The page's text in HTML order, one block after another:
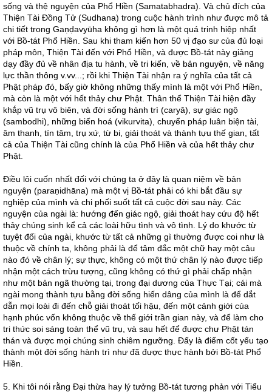
sống và thệ nguyện của Phổ Hiền (Samatabhadra). Và chủ đích của
Thiện Tài Đồng Tử (Sudhana) trong cuộc hành trình như được mô tả
chi tiết trong Gaṇḍavyūha không gì hơn là một quá trinh hiệp nhất
với Bồ-tát Phổ Hiền. Sau khi tham kiến hơn 50 vị đạo sư của đủ loại
pháp môn, Thiện Tài đến với Phổ Hiền, và được Bồ-tát này giảng
dạy đầy đủ về nhân địa tu hành, về tri kiến, về bản nguyện, về năng
lực thần thông v.vv...; rồi khi Thiện Tài nhận ra ý nghĩa của tất cả
Phật pháp đó, bấy giờ không những thấy mình là một với Phổ Hiền,
mà còn là một với hết thảy chư Phật. Thân thể Thiện Tài hiện đầy
khắp vũ trụ vô biên, và đời sống hành trì (caryā), sự giác ngộ
(sambodhi), những biến hoá (vikurvita), chuyển pháp luân biện tài,
âm thanh, tín tâm, trụ xứ, từ bi, giải thoát và thành tựu thế gian, tất
cả của Thiện Tài cũng chính là của Phổ Hiền và của hết thảy chư
Phật.
Điều lôi cuốn nhất đối với chúng ta ở đây là quan niệm về bản
nguyện (paraṇidhāna) mà một vị Bồ-tát phải có khi bắt đầu sự
nghiệp của mình và chi phối suốt tất cả cuộc đời sau này. Các
nguyện của ngài là: hướng đến giác ngộ, giải thoát hay cứu độ hết
thảy chúng sinh kể cả các loài hữu tình và vô tình. Lý do khước từ
tuyệt đối của ngài, khước từ tất cả những gì thường được coi như là
thuộc về chính ta, không phải là để tâm đắc một chữ hay một câu
nào đó về chân lý; sự thực, không có một thứ chân lý nào được tiếp
nhận một cách trừu tượng, cũng không có thứ gì phải chấp nhận
như một bản ngã thường tại, trong đại dương của Thực Tại; cái mà
ngài mong thành tựu bằng đời sống hiến dâng của mình là để dắt
dẫn mọi loài đi đến chỗ giải thoát tối hậu, đến một cảnh giới của
hạnh phúc vốn không thuộc về thế giới trần gian này, và để làm cho
tri thức soi sáng toàn thể vũ trụ, và sau hết để được chư Phật tán
thán và được mọi chúng sinh chiêm ngưỡng. Đấy là điểm cốt yếu tạo
thành một đời sống hành trì như đã được thực hành bởi Bồ-tát Phổ
Hiền.
5. Khi tôi nói rằng Đại thừa hay lý tưởng Bồ-tát tương phản với Tiểu